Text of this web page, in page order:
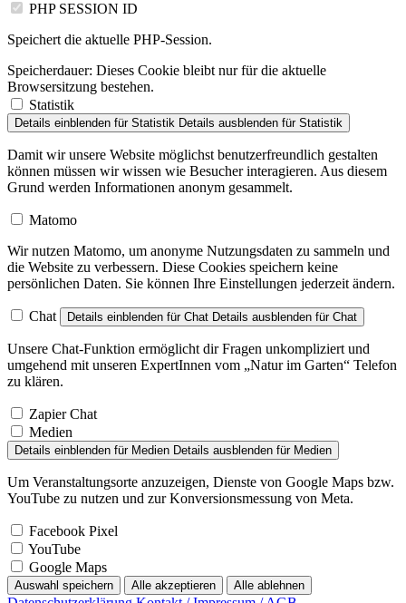
PHP SESSION ID
Speichert die aktuelle PHP-Session.
Speicherdauer: Dieses Cookie bleibt nur für die aktuelle
Browsersitzung bestehen.
Statistik
Details einblenden für Statistik Details ausblenden für Statistik
Damit wir unsere Website möglichst benutzerfreundlich gestalten
können müssen wir wissen wie Besucher interagieren. Aus diesem
Grund werden Informationen anonym gesammelt.
Matomo
Wir nutzen Matomo, um anonyme Nutzungsdaten zu sammeln und
die Website zu verbessern. Diese Cookies speichern keine
persönlichen Daten. Sie können Ihre Einstellungen jederzeit ändern.
Chat Details einblenden für Chat Details ausblenden für Chat
Unsere Chat-Funktion ermöglicht dir Fragen unkompliziert und
umgehend mit unseren ExpertInnen vom „Natur im Garten“ Telefon
zu klären.
Zapier Chat
Medien
Details einblenden für Medien Details ausblenden für Medien
Um Veranstaltungsorte anzuzeigen, Dienste von Google Maps bzw.
YouTube zu nutzen und zur Konversionsmessung von Meta.
Facebook Pixel
YouTube
Google Maps
Auswahl speichern Alle akzeptieren Alle ablehnen